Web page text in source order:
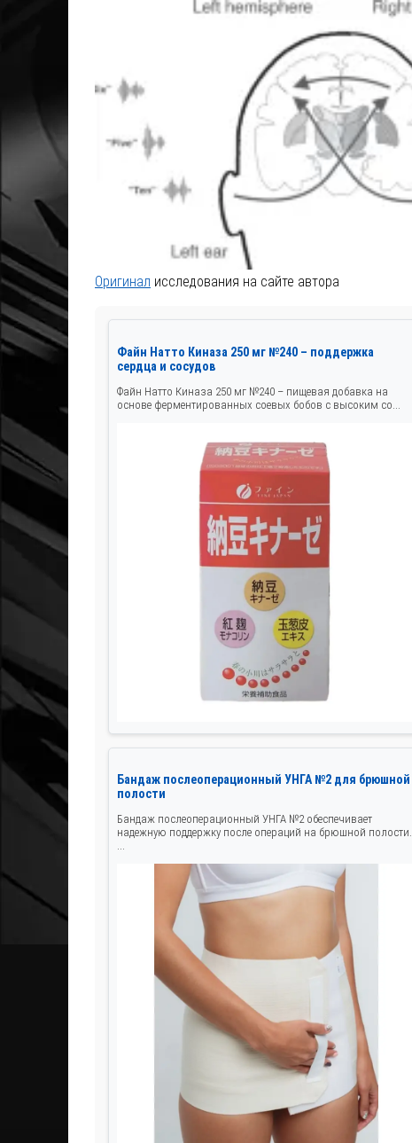
Оригинал исследования на сайте автора
Файн Натто Киназа 250 мг №240 – поддержка
сердца и сосудов
Файн Натто Киназа 250 мг №240 – пищевая добавка на
основе ферментированных соевых бобов с высоким со...
Бандаж послеоперационный УНГА №2 для брюшной
полости
Бандаж послеоперационный УНГА №2 обеспечивает
надежную поддержку после операций на брюшной полости.
...